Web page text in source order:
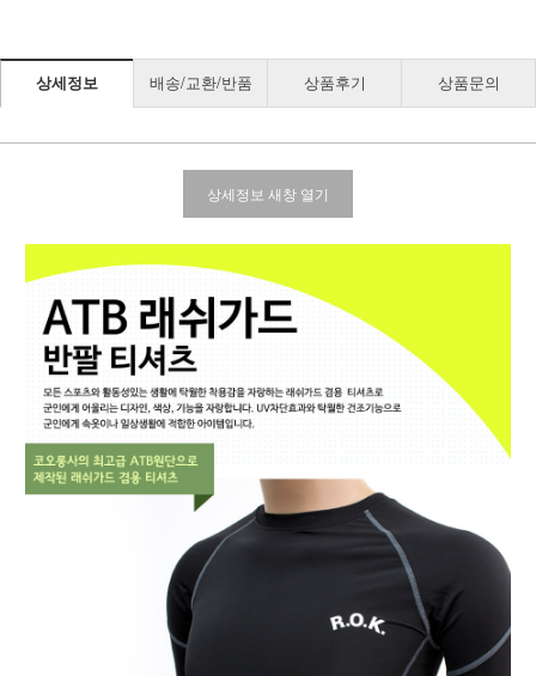
상세정보 배송/교환/반품 상품후기 상품문의
상세정보 새창 열기